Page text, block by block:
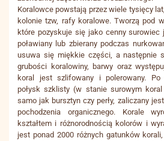
Koralowce powstają przez wiele tysięcy
kolonie tzw, rafy koralowe. Tworzą pod
które pozyskuje się jako cenny surowiec
poławiany lub zbierany podczas
usuwa się miękkie części, a następnie
grubości koralowiny, barwy oraz
koral jest szlifowany i polerowany. Po
połysk szklisty (w stanie surowym
samo jak bursztyn czy perły, zaliczany
pochodzenia organicznego. Korale
kształtem i różnorodnością kolorów i
jest ponad 2000 różnych gatunków